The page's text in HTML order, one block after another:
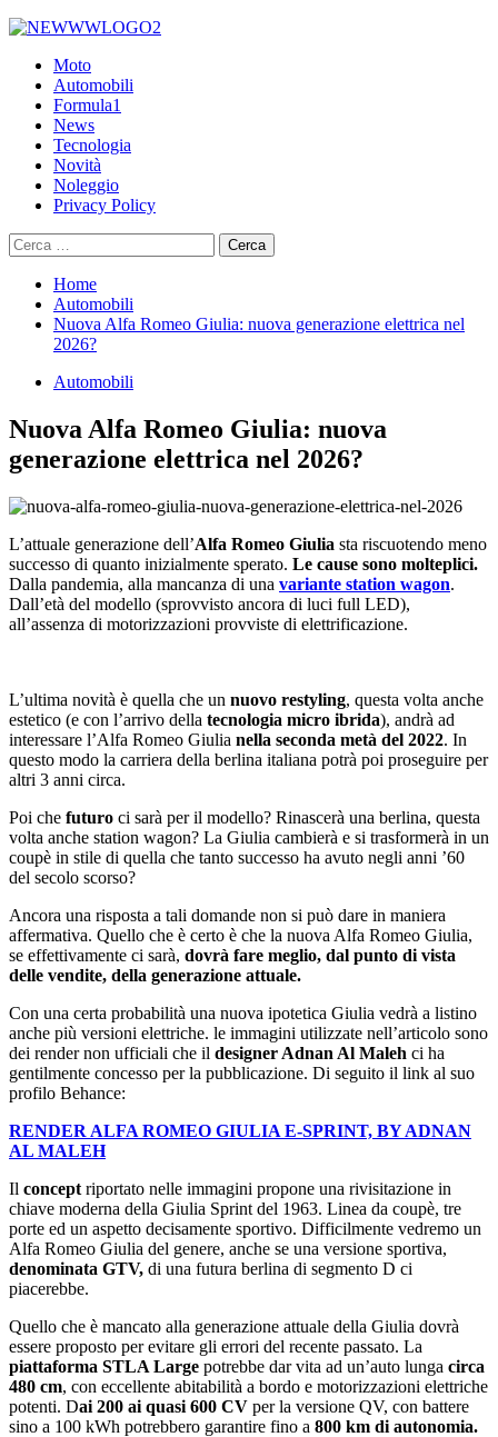
Primary
Moto
Automobili
Formula1
News
Tecnologia
Novità
Noleggio
Privacy Policy
Ricerca
per:
Home
Automobili
Nuova Alfa Romeo Giulia: nuova generazione elettrica nel
2026?
Automobili
Nuova Alfa Romeo Giulia: nuova
generazione elettrica nel 2026?
L’attuale generazione dell’Alfa Romeo Giulia sta riscuotendo meno
successo di quanto inizialmente sperato. Le cause sono molteplici.
Dalla pandemia, alla mancanza di una variante station wagon.
Dall’età del modello (sprovvisto ancora di luci full LED),
all’assenza di motorizzazioni provviste di elettrificazione.
L’ultima novità è quella che un nuovo restyling, questa volta anche
estetico (e con l’arrivo della tecnologia micro ibrida), andrà ad
interessare l’Alfa Romeo Giulia nella seconda metà del 2022. In
questo modo la carriera della berlina italiana potrà poi proseguire per
altri 3 anni circa.
Poi che futuro ci sarà per il modello? Rinascerà una berlina, questa
volta anche station wagon? La Giulia cambierà e si trasformerà in un
coupè in stile di quella che tanto successo ha avuto negli anni ’60
del secolo scorso?
Ancora una risposta a tali domande non si può dare in maniera
affermativa. Quello che è certo è che la nuova Alfa Romeo Giulia,
se effettivamente ci sarà, dovrà fare meglio, dal punto di vista
delle vendite, della generazione attuale.
Con una certa probabilità una nuova ipotetica Giulia vedrà a listino
anche più versioni elettriche. le immagini utilizzate nell’articolo sono
dei render non ufficiali che il designer Adnan Al Maleh ci ha
gentilmente concesso per la pubblicazione. Di seguito il link al suo
profilo Behance:
RENDER ALFA ROMEO GIULIA E-SPRINT, BY ADNAN
AL MALEH
Il concept riportato nelle immagini propone una rivisitazione in
chiave moderna della Giulia Sprint del 1963. Linea da coupè, tre
porte ed un aspetto decisamente sportivo. Difficilmente vedremo un
Alfa Romeo Giulia del genere, anche se una versione sportiva,
denominata GTV, di una futura berlina di segmento D ci
piacerebbe.
Quello che è mancato alla generazione attuale della Giulia dovrà
essere proposto per evitare gli errori del recente passato. La
piattaforma STLA Large potrebbe dar vita ad un’auto lunga circa
480 cm, con eccellente abitabilità a bordo e motorizzazioni elettriche
potenti. Dai 200 ai quasi 600 CV per la versione QV, con battere
sino a 100 kWh potrebbero garantire fino a 800 km di autonomia.